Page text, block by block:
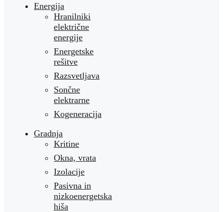
Energija
Hranilniki
električne
energije
Energetske
rešitve
Razsvetljava
Sončne
elektrarne
Kogeneracija
Gradnja
Kritine
Okna, vrata
Izolacije
Pasivna in
nizkoenergetska
hiša